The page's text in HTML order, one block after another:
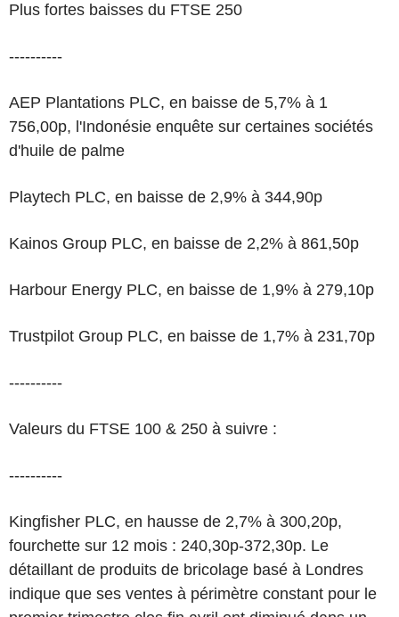
Plus fortes baisses du FTSE 250
----------
AEP Plantations PLC, en baisse de 5,7% à 1
756,00p, l'Indonésie enquête sur certaines sociétés
d'huile de palme
Playtech PLC, en baisse de 2,9% à 344,90p
Kainos Group PLC, en baisse de 2,2% à 861,50p
Harbour Energy PLC, en baisse de 1,9% à 279,10p
Trustpilot Group PLC, en baisse de 1,7% à 231,70p
----------
Valeurs du FTSE 100 & 250 à suivre :
----------
Kingfisher PLC, en hausse de 2,7% à 300,20p,
fourchette sur 12 mois : 240,30p-372,30p. Le
détaillant de produits de bricolage basé à Londres
indique que ses ventes à périmètre constant pour le